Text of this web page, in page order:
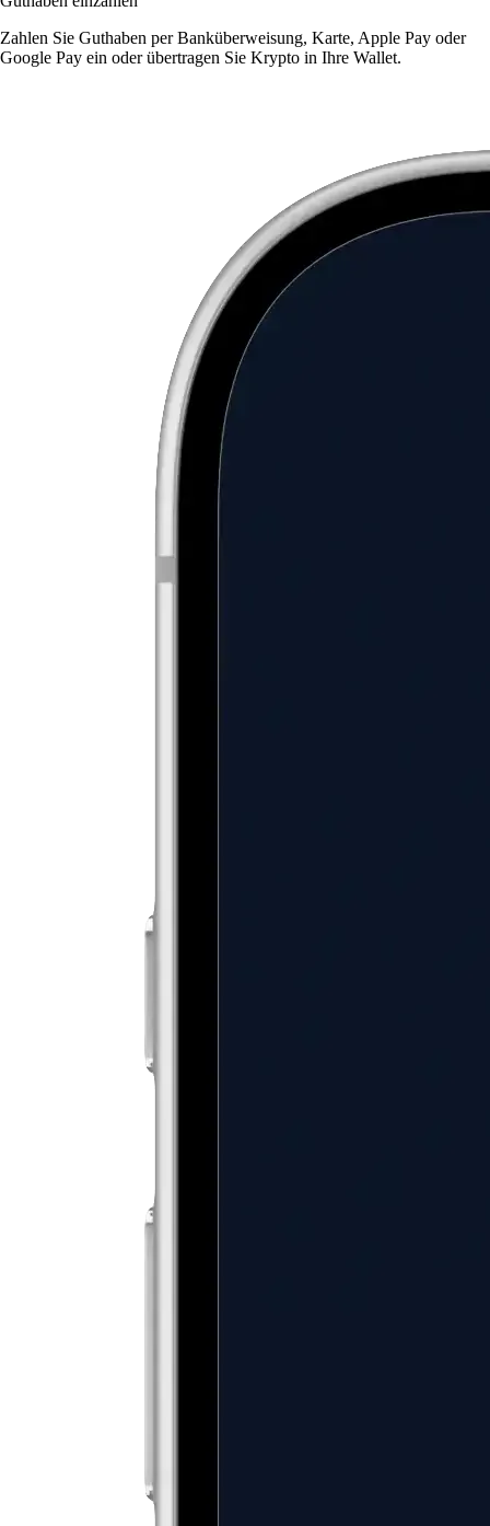
Zahlen Sie Guthaben per Banküberweisung, Karte, Apple Pay oder
Google Pay ein oder übertragen Sie Krypto in Ihre Wallet.